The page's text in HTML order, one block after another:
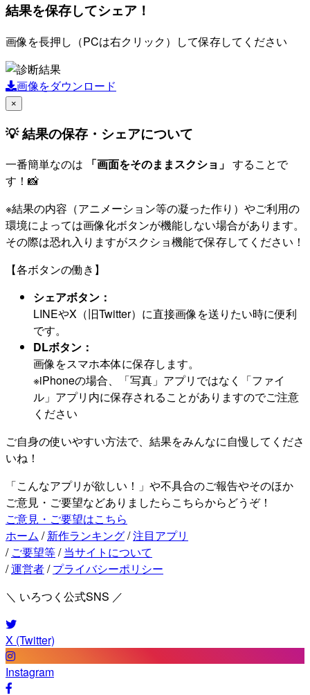
結果を保存してシェア！
画像を長押し（PCは右クリック）して保存してください
画像をダウンロード
×
💡 結果の保存・シェアについて
一番簡単なのは 「画面をそのままスクショ」 することで
す！📸
※結果の内容（アニメーション等の凝った作り）やご利用の
環境によっては画像化ボタンが機能しない場合があります。
その際は恐れ入りますがスクショ機能で保存してください！
【各ボタンの働き】
シェアボタン：
LINEやX（旧Twitter）に直接画像を送りたい時に便利
です。
DLボタン：
画像をスマホ本体に保存します。
※iPhoneの場合、「写真」アプリではなく「ファイ
ル」アプリ内に保存されることがありますのでご注意
ください
ご自身の使いやすい方法で、結果をみんなに自慢してくださ
いね！
「こんなアプリが欲しい！」や不具合のご報告やそのほか
ご意見・ご要望などありましたらこちらからどうぞ！
ご意見・ご要望はこちら
ホーム / 新作ランキング/注目アプリ
/ ご要望等/ 当サイトについて
/運営者/ プライバシーポリシー
＼ いろつく公式SNS ／
X (Twitter)
Instagram